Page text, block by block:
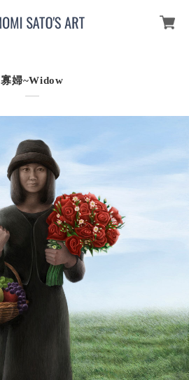
寡婦~Widow